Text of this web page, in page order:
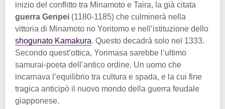
inizio del conflitto tra Minamoto e Taira, la già citata
guerra Genpei (1180-1185) che culminerà nella
vittoria di Minamoto no Yoritomo e nell’istituzione dello
shogunato Kamakura. Questo decadrà solo nel 1333.
Secondo quest’ottica, Yorimasa sarebbe l’ultimo
samurai-poeta dell’antico ordine. Un uomo che
incarnava l’equilibrio tra cultura e spada, e la cui fine
tragica anticipò il nuovo mondo della guerra feudale
giapponese.